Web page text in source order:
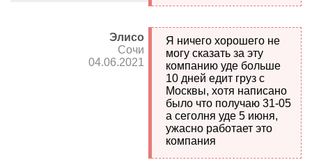
Элисо
Сочи
04.06.2021
Я ничего хорошего не
могу сказать за эту
компанию уде больше
10 дней едит груз с
Москвы, хотя написано
было что получаю 31-05
а сеголня уде 5 июня,
ужасно работает это
компания